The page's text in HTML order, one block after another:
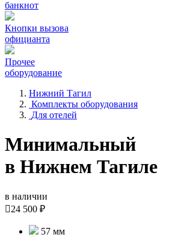
банкнот
Кнопки вызова
официанта
Прочее
оборудование
Нижний Тагил
Комплекты оборудования
Для отелей
Минимальный
в Нижнем Тагиле
в наличии
24 500 ₽
57 мм